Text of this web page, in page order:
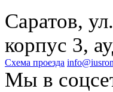
Саратов,
корпус 3,
Схема проезда
Мы в